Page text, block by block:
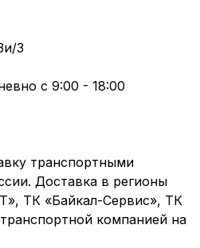
3
с 9:00 - 18:00
транспортными
Доставка в регионы
ТК «Байкал-Сервис», ТК
компанией на